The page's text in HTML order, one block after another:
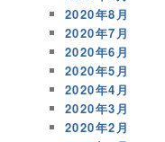
2020年8月
2020年7月
2020年6月
2020年5月
2020年4月
2020年3月
2020年2月